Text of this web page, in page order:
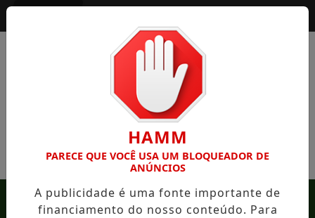
MENU
HAMM
PARECE QUE VOCÊ USA UM BLOQUEADOR DE
ANÚNCIOS
A publicidade é uma fonte importante de
financiamento do nosso conteúdo. Para